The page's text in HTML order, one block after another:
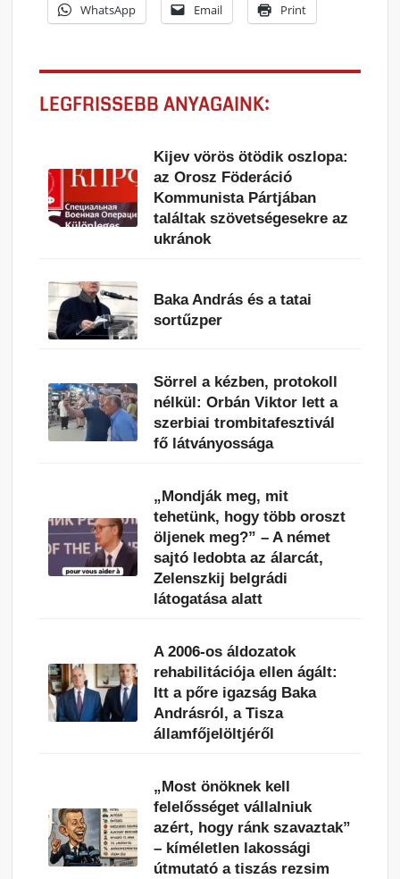
WhatsApp Email Print
LEGFRISSEBB ANYAGAINK:
Kijev vörös ötödik oszlopa:
az Orosz Föderáció
Kommunista Pártjában
találtak szövetségesekre az
ukránok
Baka András és a tatai
sortűzper
Sörrel a kézben, protokoll
nélkül: Orbán Viktor lett a
szerbiai trombitafesztivál
fő látványossága
„Mondják meg, mit
tehetünk, hogy több oroszt
öljenek meg?” – A német
sajtó ledobta az álarcát,
Zelenszkij belgrádi
látogatása alatt
A 2006-os áldozatok
rehabilitációja ellen ágált:
Itt a pőre igazság Baka
Andrásról, a Tisza
államfőjelöltjéről
„Most önöknek kell
felelősséget vállalniuk
azért, hogy ránk szavaztak”
– kíméletlen lakossági
útmutató a tiszás rezsim